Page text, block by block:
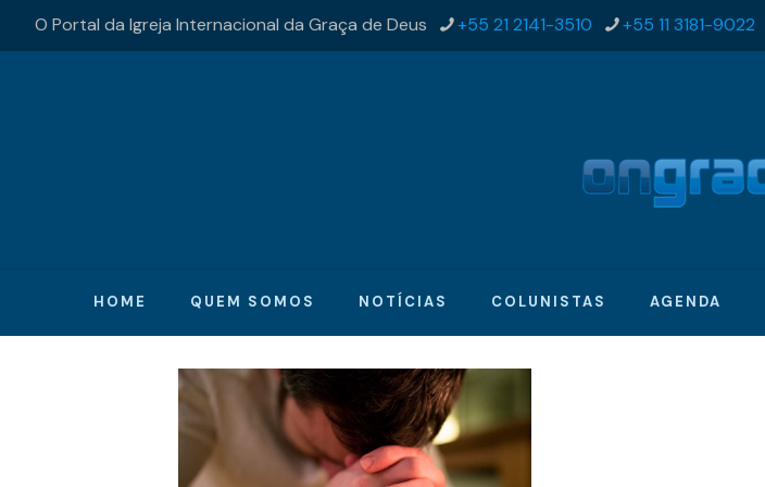
O Portal da Igreja Internacional da Graça de Deus +55 21 2141-3510 +55 11 3181-9022
HOME QUEM SOMOS NOTÍCIAS COLUNISTAS AGENDA